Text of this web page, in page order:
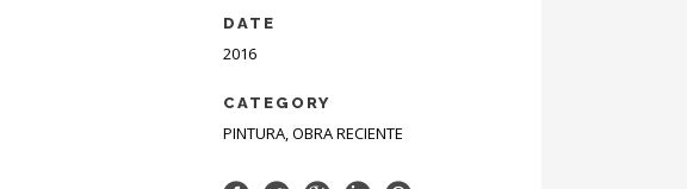
DATE
2016
CATEGORY
PINTURA, OBRA RECIENTE